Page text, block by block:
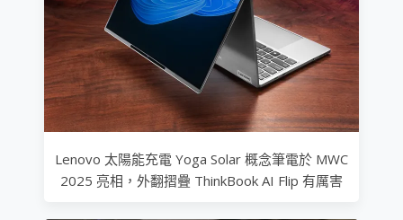
Lenovo 太陽能充電 Yoga Solar 概念筆電於 MWC
2025 亮相，外翻摺疊 ThinkBook AI Flip 有厲害